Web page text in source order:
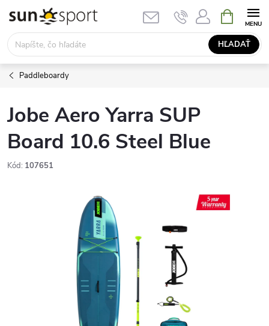
obsah
HĽADAŤ
KOŠÍK
Paddleboardy
Jobe Aero Yarra SUP
Board 10.6 Steel Blue
Kód: 107651